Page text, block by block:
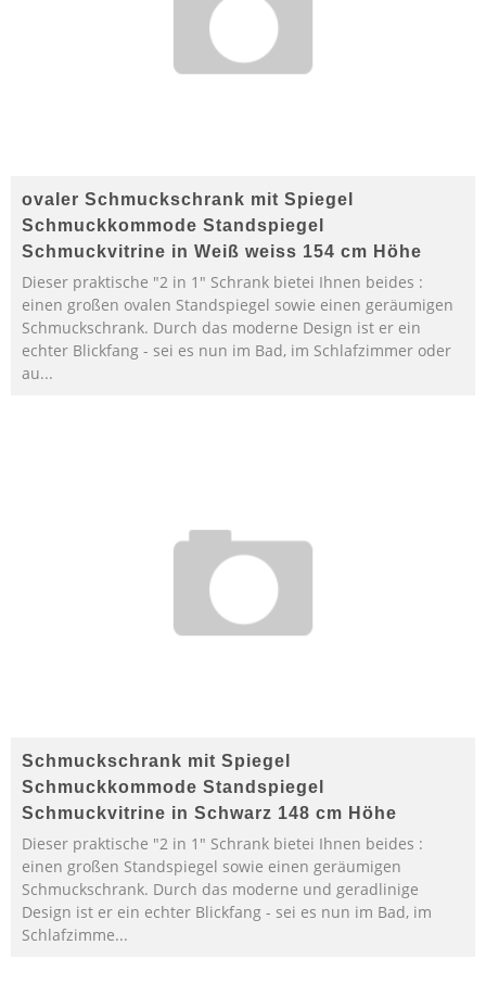
ovaler Schmuckschrank mit Spiegel
Schmuckkommode Standspiegel
Schmuckvitrine in Weiß weiss 154 cm Höhe
Dieser praktische "2 in 1" Schrank bietei Ihnen beides :
einen großen ovalen Standspiegel sowie einen geräumigen
Schmuckschrank. Durch das moderne Design ist er ein
echter Blickfang - sei es nun im Bad, im Schlafzimmer oder
au...
Schmuckschrank mit Spiegel
Schmuckkommode Standspiegel
Schmuckvitrine in Schwarz 148 cm Höhe
Dieser praktische "2 in 1" Schrank bietei Ihnen beides :
einen großen Standspiegel sowie einen geräumigen
Schmuckschrank. Durch das moderne und geradlinige
Design ist er ein echter Blickfang - sei es nun im Bad, im
Schlafzimme...